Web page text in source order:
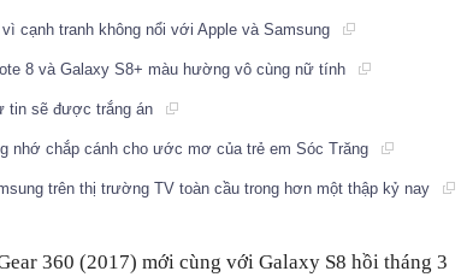
cạnh tranh không nổi với Apple và Samsung
8 và Galaxy S8+ màu hường vô cùng nữ tính
tin sẽ được trắng án
nhớ chắp cánh cho ước mơ của trẻ em Sóc Trăng
trên thị trường TV toàn cầu trong hơn một thập kỷ nay
360 (2017) mới cùng với Galaxy S8 hồi tháng 3